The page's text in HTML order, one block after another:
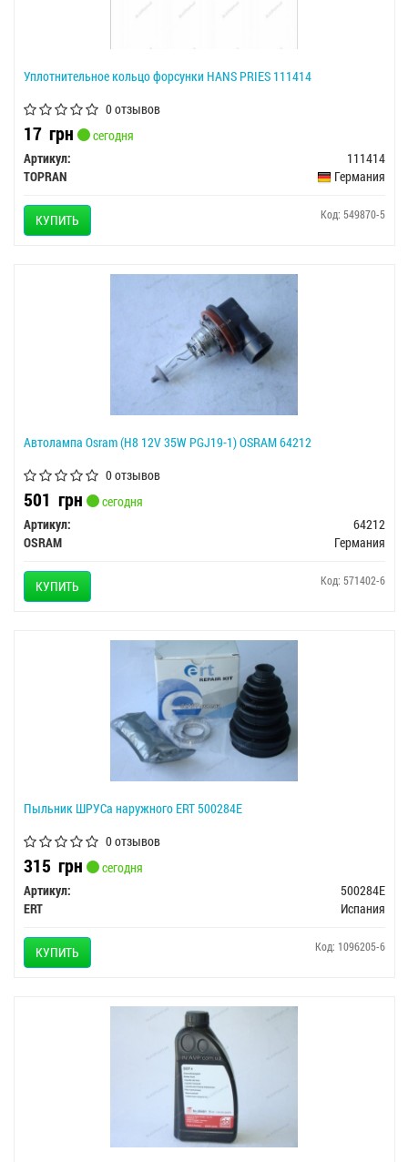
Уплотнительное кольцо форсунки HANS PRIES 111414
0 отзывов
17 грн
сегодня
Артикул:
111414
TOPRAN
Германия
КУПИТЬ Код: 549870-5
Автолампа Osram (H8 12V 35W PGJ19-1) OSRAM 64212
0 отзывов
501 грн
сегодня
Артикул:
64212
OSRAM
Германия
КУПИТЬ Код: 571402-6
Пыльник ШРУСа наружного ERT 500284E
0 отзывов
315 грн
сегодня
Артикул:
500284E
ERT
Испания
КУПИТЬ Код: 1096205-6